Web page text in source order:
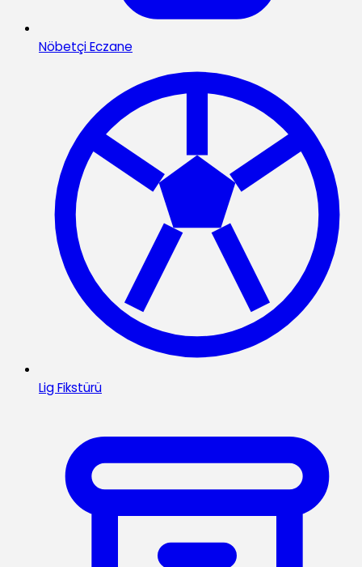
Nöbetçi Eczane
Lig Fikstürü